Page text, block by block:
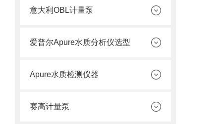
意大利OBL计量泵
爱普尔Apure水质分析仪选型
Apure水质检测仪器
赛高计量泵